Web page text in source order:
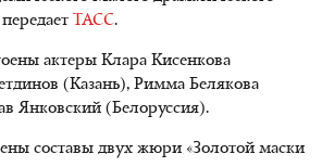
ТАСС.
актеры Клара Кисенкова
(Казань), Римма Белякова
Янковский (Белоруссия).
составы двух жюри «Золотой маски